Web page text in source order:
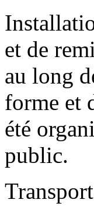
et de
au long
forme et
été
public.